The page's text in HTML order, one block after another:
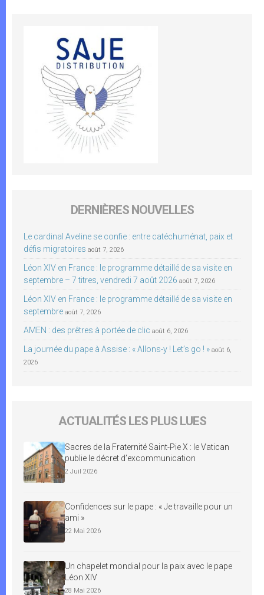
DERNIÈRES NOUVELLES
Le cardinal Aveline se confie : entre catéchuménat, paix et
défis migratoires août 7, 2026
Léon XIV en France : le programme détaillé de sa visite en
septembre – 7 titres, vendredi 7 août 2026 août 7, 2026
Léon XIV en France : le programme détaillé de sa visite en
septembre août 7, 2026
AMEN : des prêtres à portée de clic août 6, 2026
La journée du pape à Assise : « Allons-y ! Let’s go ! » août 6,
2026
ACTUALITÉS LES PLUS LUES
Sacres de la Fraternité Saint-Pie X : le Vatican
publie le décret d’excommunication
2 Juil 2026
Confidences sur le pape : « Je travaille pour un
ami »
22 Mai 2026
Un chapelet mondial pour la paix avec le pape
Léon XIV
28 Mai 2026